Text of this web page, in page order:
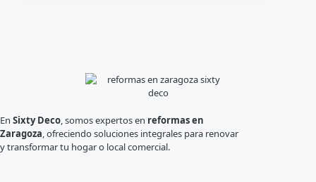
En Sixty Deco, somos expertos en reformas en
Zaragoza, ofreciendo soluciones integrales para renovar
y transformar tu hogar o local comercial.